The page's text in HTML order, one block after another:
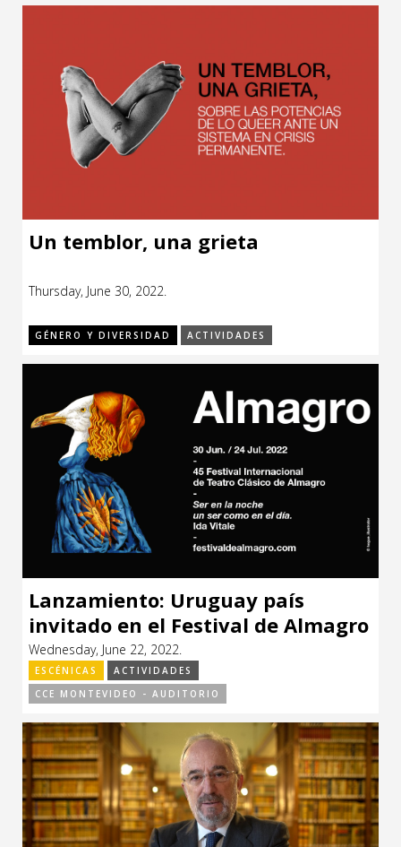
Un temblor, una grieta
Thursday, June 30, 2022.
GÉNERO Y DIVERSIDAD ACTIVIDADES
Lanzamiento: Uruguay país
invitado en el Festival de Almagro
Wednesday, June 22, 2022.
ESCÉNICAS
ACTIVIDADES
CCE MONTEVIDEO - AUDITORIO